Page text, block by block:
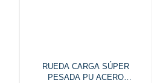
RUEDA CARGA SÚPER
PESADA PU ACERO